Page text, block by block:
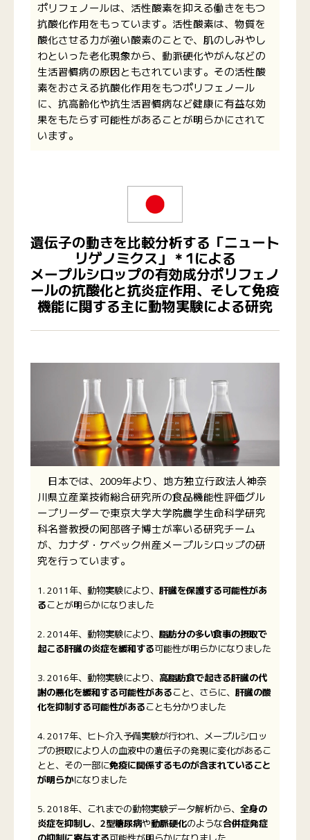
ポリフェノールは、活性酸素を抑える働きをもつ
抗酸化作用をもっています。活性酸素は、物質を
酸化させる力が強い酸素のことで、肌のしみやし
わといった老化現象から、動脈硬化やがんなどの
生活習慣病の原因ともされています。その活性酸
素をおさえる抗酸化作用をもつポリフェノール
に、抗高齢化や抗生活習慣病など健康に有益な効
果をもたらす可能性があることが明らかにされて
います。
遺伝子の動きを比較分析する「ニュート
リゲノミクス」＊1による
メープルシロップの有効成分ポリフェノ
ールの抗酸化と抗炎症作用、そして免疫
機能に関する主に動物実験による研究
日本では、2009年より、地方独立行政法人神奈
川県立産業技術総合研究所の食品機能性評価グル
ープリーダーで東京大学大学院農学生命科学研究
科名誉教授の阿部啓子博士が率いる研究チーム
が、カナダ・ケベック州産メープルシロップの研
究を行っています。
1. 2011年、動物実験により、 肝臓を保護する可能性があ
ることが明らかになりました
2. 2014年、動物実験により、 脂肪分の多い食事の摂取で
起こる肝臓の炎症を緩和する可能性が明らかになりました
3. 2016年、動物実験により、 高脂肪食で起きる肝臓の代
謝の悪化を緩和する可能性があること、さらに、 肝臓の酸
化を抑制する可能性があることも分かりました
4. 2017年、ヒト介入予備実験が行われ、メープルシロッ
プの摂取により人の血液中の遺伝子の発現に変化があるこ
とと、その一部に免疫に関係するものが含まれていること
が明らかになりました
5. 2018年、これまでの動物実験データ解析から、 全身の
炎症を抑制し、 2型糖尿病や動脈硬化のような合併症発症